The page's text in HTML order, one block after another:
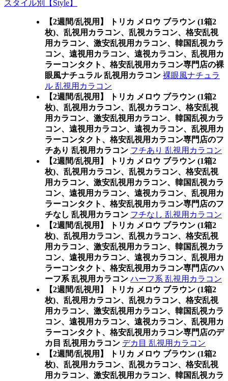
スタイル別【Style】
【2週間/乱視用】 トリカ メロウ ブラウン (1箱2
枚)、乱視用カラコン、乱視カラコン、格安乱視
用カラコン、激安乱視用カラコン、韓国乱視カラ
コン、遠視用カラコン、遠視カラコン、乱視用カ
ラーコンタクト、格安乱視用カラコン専門店の裸
眼風ナチュラル 乱視用カラコン 裸眼風ナチュラ
ル 乱視用カラコン
【2週間/乱視用】 トリカ メロウ ブラウン (1箱2
枚)、乱視用カラコン、乱視カラコン、格安乱視
用カラコン、激安乱視用カラコン、韓国乱視カラ
コン、遠視用カラコン、遠視カラコン、乱視用カ
ラーコンタクト、格安乱視用カラコン専門店のフ
チあり 乱視用カラコン フチあり 乱視用カラコン
【2週間/乱視用】 トリカ メロウ ブラウン (1箱2
枚)、乱視用カラコン、乱視カラコン、格安乱視
用カラコン、激安乱視用カラコン、韓国乱視カラ
コン、遠視用カラコン、遠視カラコン、乱視用カ
ラーコンタクト、格安乱視用カラコン専門店のフ
チなし 乱視用カラコン フチなし 乱視用カラコン
【2週間/乱視用】 トリカ メロウ ブラウン (1箱2
枚)、乱視用カラコン、乱視カラコン、格安乱視
用カラコン、激安乱視用カラコン、韓国乱視カラ
コン、遠視用カラコン、遠視カラコン、乱視用カ
ラーコンタクト、格安乱視用カラコン専門店のハ
ーフ系 乱視用カラコン ハーフ系 乱視用カラコン
【2週間/乱視用】 トリカ メロウ ブラウン (1箱2
枚)、乱視用カラコン、乱視カラコン、格安乱視
用カラコン、激安乱視用カラコン、韓国乱視カラ
コン、遠視用カラコン、遠視カラコン、乱視用カ
ラーコンタクト、格安乱視用カラコン専門店のデ
カ目 乱視用カラコン デカ目 乱視用カラコン
【2週間/乱視用】 トリカ メロウ ブラウン (1箱2
枚)、乱視用カラコン、乱視カラコン、格安乱視
用カラコン、激安乱視用カラコン、韓国乱視カラ